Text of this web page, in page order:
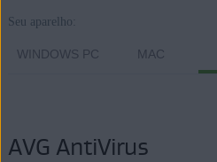
Todas as plataformas compatíveis
Seu aparelho:
WINDOWS PC MAC
AVG AntiVirus